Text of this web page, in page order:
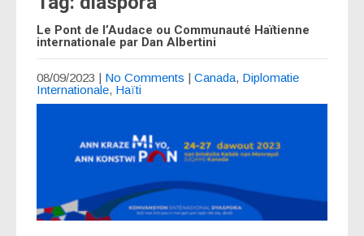
Le Pont de l’Audace ou Communauté Haïtienne
internationale par Dan Albertini
08/09/2023 | No Comments | Canada, Diplomatie
Internationale, Haïti